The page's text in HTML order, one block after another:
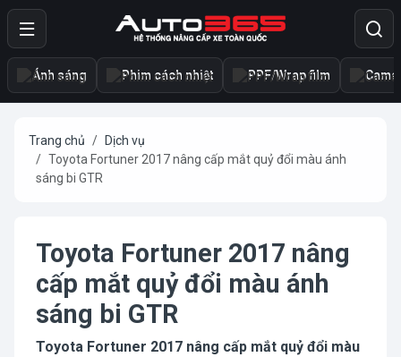
Ánh sáng Phim cách nhiệt PPF/Wrap film
Trang chủ
Dịch vụ
Toyota Fortuner 2017 nâng cấp mắt quỷ đổi màu ánh
sáng bi GTR
Toyota Fortuner 2017 nâng
cấp mắt quỷ đổi màu ánh
sáng bi GTR
Toyota Fortuner 2017 nâng cấp mắt quỷ đổi màu